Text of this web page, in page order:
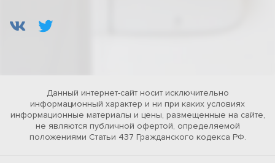
Данный интернет-сайт носит исключительно
информационный характер и ни при каких условиях
информационные материалы и цены, размещенные на сайте,
не являются публичной офертой, определяемой
положениями Статьи 437 Гражданского кодекса РФ.